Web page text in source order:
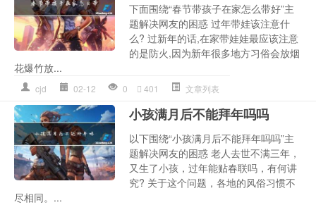
下面围绕“春节带孩子在家怎么带好”主
题解决网友的困惑 过年带娃该注意什
么? 过新年的话,在家带娃娃最应该注意
的是防火,因为新年很多地方习俗会放烟
花爆竹放...
cjd 02-12 0 401 文章列表
小孩满月后不能拜年吗吗
以下围绕“小孩满月后不能拜年吗吗”主
题解决网友的困惑 老人去世不满三年，
又生了小孩，过年能贴春联吗，有何讲
究? 关于这个问题，各地的风俗习惯不
尽相同。...